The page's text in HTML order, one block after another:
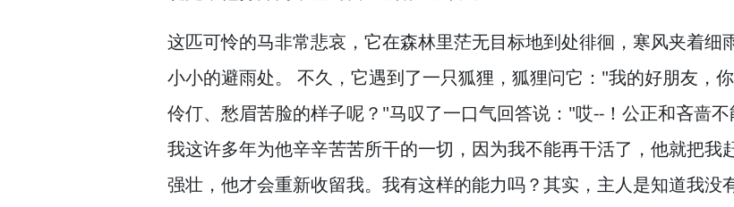
这匹可怜的马非常悲哀， 它在森林里茫无目标地到处徘徊， 寒风夹着细
小小的避雨处。
不久， 它遇到了一只狐狸， 狐狸问它："我的好朋友，
伶仃、愁眉苦脸的样子呢？ "马叹了一口气回答说："哎--！ 公正和吝啬不
我这许多年为他辛辛苦苦所干的一切， 因为我不能再干活了， 他就把我
强壮， 他才会重新收留我。 我有这样的能力吗？其实， 主人是知道我没